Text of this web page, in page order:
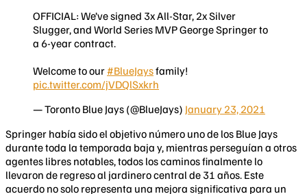
OFFICIAL: We’ve signed 3x All-Star, 2x Silver
Slugger, and World Series MVP George Springer to
a 6-year contract.
Welcome to our #BlueJaysfamily!
pic.twitter.com/jVDQlSxkrh
— Toronto Blue Jays (@BlueJays) January 23, 2021
Springer había sido el objetivo número uno de los Blue Jays
durante toda la temporada baja y, mientras perseguían a otros
agentes libres notables, todos los caminos finalmente lo
llevaron de regreso al jardinero central de 31 años. Este
acuerdo no solo representa una mejora significativa para un